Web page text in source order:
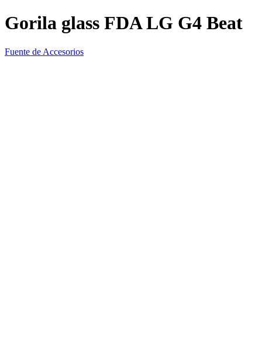
Gorila glass FDA LG G4 Beat
Fuente de Accesorios